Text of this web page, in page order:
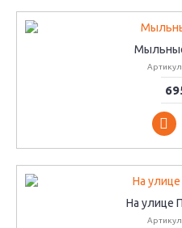
На улице